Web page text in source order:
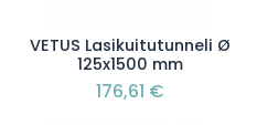
VETUS Lasikuitutunneli Ø
125x1500 mm
176,61 €